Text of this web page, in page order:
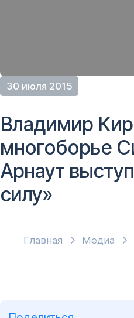
30 июля 2015
Главная Медиа
Владимир
многоборье
Арнаут
силу»